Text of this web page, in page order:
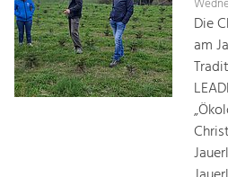
Social Affairs,
& Identity
Equality, Youth and Integration.
Climate Change, Public Transport
Die
am